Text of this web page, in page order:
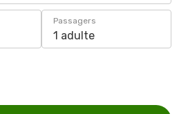
Passagers
1 adulte